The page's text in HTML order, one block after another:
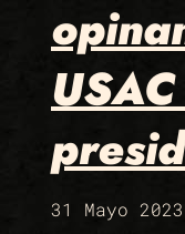
31 Mayo 2023